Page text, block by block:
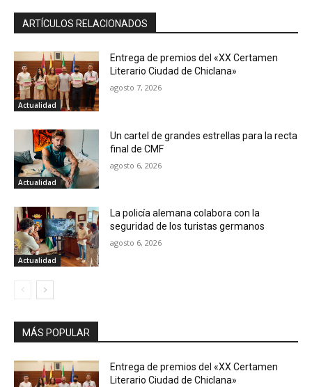
ARTÍCULOS RELACIONADOS
Actualidad
Entrega de premios del «XX Certamen
Literario Ciudad de Chiclana»
agosto 7, 2026
Actualidad
Un cartel de grandes estrellas para la recta
final de CMF
agosto 6, 2026
Actualidad
La policía alemana colabora con la
seguridad de los turistas germanos
agosto 6, 2026
MÁS POPULAR
Entrega de premios del «XX Certamen
Literario Ciudad de Chiclana»